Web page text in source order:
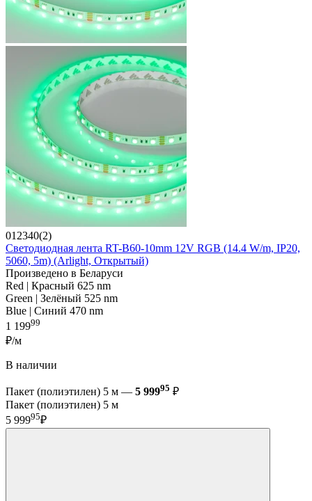
012340(2)
Светодиодная лента RT-B60-10mm 12V RGB (14.4 W/m, IP20,
5060, 5m) (Arlight, Открытый)
Произведено в Беларуси
Red | Красный 625 nm
Green | Зелёный 525 nm
Blue | Синий 470 nm
1 19999
₽/м
В наличии
Пакет (полиэтилен) 5 м — 5 99995 ₽
Пакет (полиэтилен) 5 м
5 99995₽